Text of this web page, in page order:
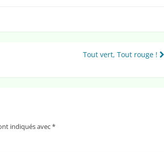
Tout vert, Tout rouge !
indiqués avec*